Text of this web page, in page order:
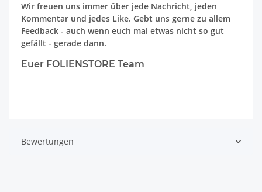
Wir freuen uns immer über jede Nachricht, jeden
Kommentar und jedes Like. Gebt uns gerne zu allem
Feedback - auch wenn euch mal etwas nicht so gut
gefällt - gerade dann.
Euer FOLIENSTORE Team
Bewertungen